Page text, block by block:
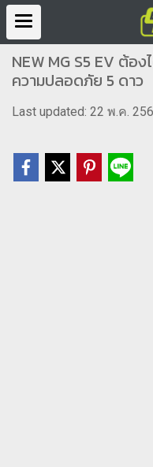
NEW MG S5 EV ต้อ
ความปลอดภัย 5 ดาว
Last updated: 22 พ.ค.